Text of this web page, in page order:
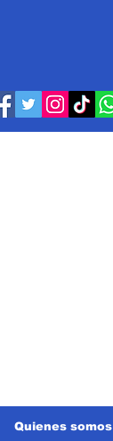
Quienes somos